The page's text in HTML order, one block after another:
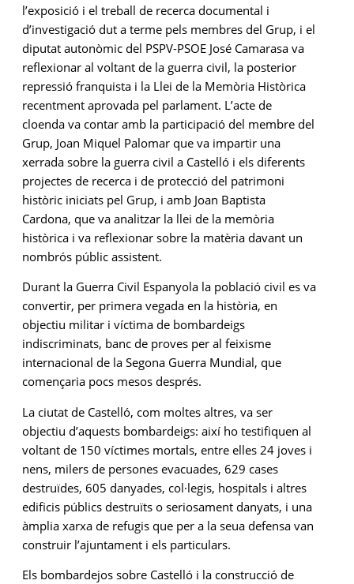
l’exposició i el treball de recerca documental i
d’investigació dut a terme pels membres del Grup, i el
diputat autonòmic del PSPV-PSOE José Camarasa va
reflexionar al voltant de la guerra civil, la posterior
repressió franquista i la Llei de la Memòria Històrica
recentment aprovada pel parlament. L’acte de
cloenda va contar amb la participació del membre del
Grup, Joan Miquel Palomar que va impartir una
xerrada sobre la guerra civil a Castelló i els diferents
projectes de recerca i de protecció del patrimoni
històric iniciats pel Grup, i amb Joan Baptista
Cardona, que va analitzar la llei de la memòria
històrica i va reflexionar sobre la matèria davant un
nombrós públic assistent.
Durant la Guerra Civil Espanyola la població civil es va
convertir, per primera vegada en la història, en
objectiu militar i víctima de bombardeigs
indiscriminats, banc de proves per al feixisme
internacional de la Segona Guerra Mundial, que
començaria pocs mesos després.
La ciutat de Castelló, com moltes altres, va ser
objectiu d’aquests bombardeigs: així ho testifiquen al
voltant de 150 víctimes mortals, entre elles 24 joves i
nens, milers de persones evacuades, 629 cases
destruïdes, 605 danyades, col·legis, hospitals i altres
edificis públics destruïts o seriosament danyats, i una
àmplia xarxa de refugis que per a la seua defensa van
construir l’ajuntament i els particulars.
Els bombardejos sobre Castelló i la construcció de